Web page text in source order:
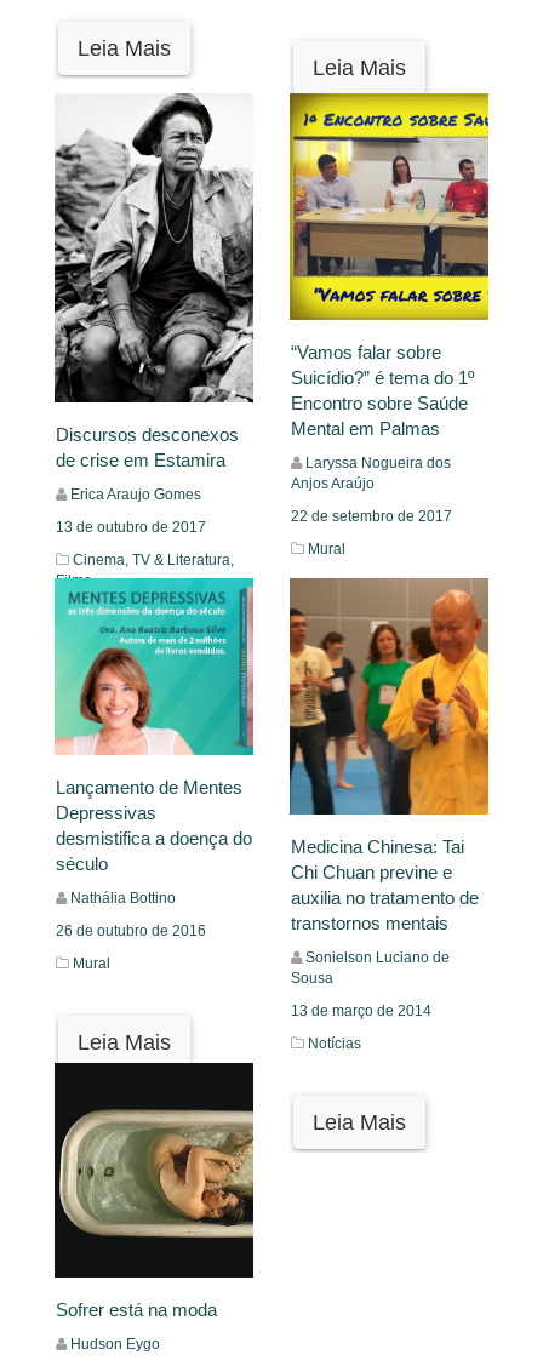
Leia Mais
Leia Mais
Discursos desconexos
de crise em Estamira
Erica Araujo Gomes
13 de outubro de 2017
Cinema, TV & Literatura,
Filme
Leia Mais
“Vamos falar sobre
Suicídio?” é tema do 1º
Encontro sobre Saúde
Mental em Palmas
Laryssa Nogueira dos
Anjos Araújo
22 de setembro de 2017
Mural
Leia Mais
Lançamento de Mentes
Depressivas
desmistifica a doença do
século
Nathália Bottino
26 de outubro de 2016
Mural
Leia Mais
Medicina Chinesa: Tai
Chi Chuan previne e
auxilia no tratamento de
transtornos mentais
Sonielson Luciano de
Sousa
13 de março de 2014
Notícias
Leia Mais
Sofrer está na moda
Hudson Eygo